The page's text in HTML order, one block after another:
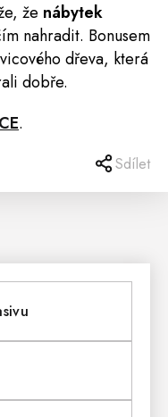
že nábytek
nahradit. Bonusem
dřeva, která
dobře.
.
Sdílet